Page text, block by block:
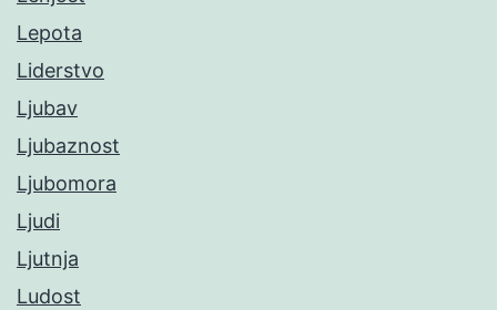
Lepota
Liderstvo
Ljubav
Ljubaznost
Ljubomora
Ljudi
Ljutnja
Ludost